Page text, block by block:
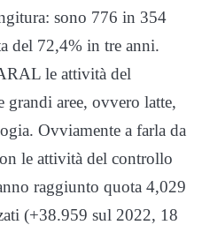
sono 776 in 354
del 72,4% in tre anni.
le attività del
aree, ovvero latte,
Ovviamente a farla da
le attività del controllo
raggiunto quota 4,029
(+38.959 sul 2022, 18